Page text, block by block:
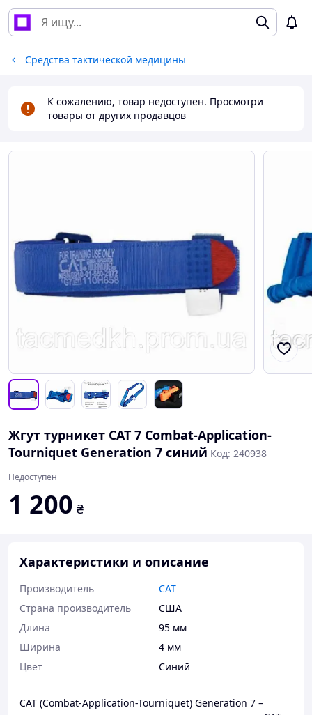
Средства тактической медицины
К сожалению, товар недоступен. Просмотри
товары от других продавцов
Жгут турникет CAT 7 Combat-Application-
Tourniquet Generation 7 синий Код: 240938
Недоступен
1 200 ₴
Характеристики и описание
Производитель
CAT
Страна производитель
США
Длина
95 мм
Ширина
4 мм
Цвет
Синий
CAT (Combat-Application-Tourniquet) Generation 7 –